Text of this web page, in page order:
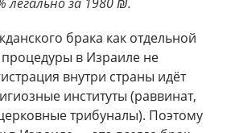
брака как отдельной
процедуры в Израиле не
внутри страны идёт
институты (раввинат,
трибуналы). Поэтому